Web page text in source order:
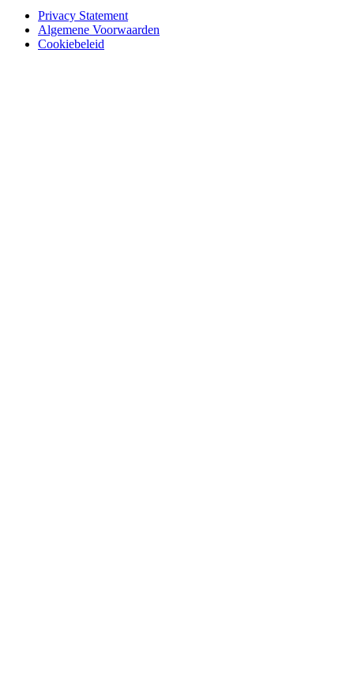
Privacy Statement
Algemene Voorwaarden
Cookiebeleid